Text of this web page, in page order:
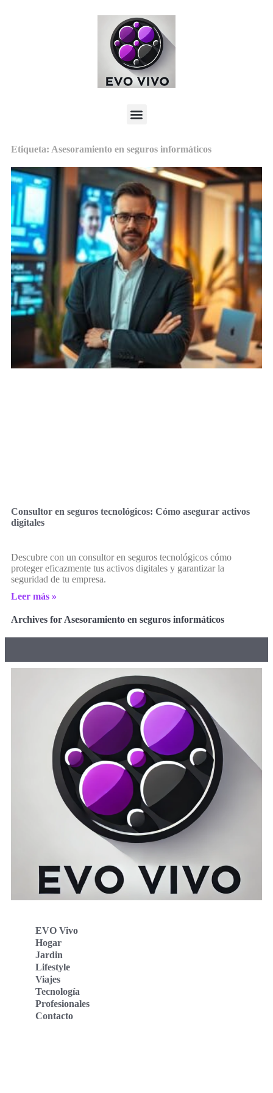
Etiqueta: Asesoramiento en seguros informáticos
Consultor en seguros tecnológicos: Cómo asegurar activos
digitales
Descubre con un consultor en seguros tecnológicos cómo
proteger eficazmente tus activos digitales y garantizar la
seguridad de tu empresa.
Leer más »
Archives for Asesoramiento en seguros informáticos
EVO Vivo
Hogar
Jardin
Lifestyle
Viajes
Tecnología
Profesionales
Contacto